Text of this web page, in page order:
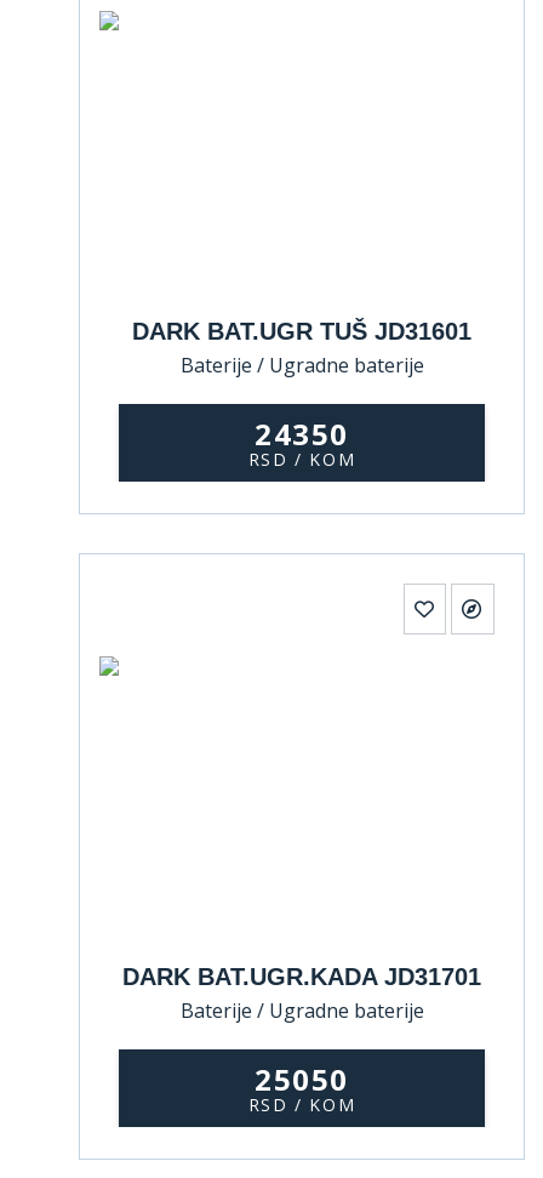
DARK BAT.UGR TUŠ JD31601
Baterije / Ugradne baterije
24350
RSD / KOM
DARK BAT.UGR.KADA JD31701
Baterije / Ugradne baterije
25050
RSD / KOM